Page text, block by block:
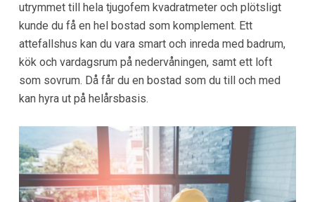
utrymmet till hela tjugofem kvadratmeter och plötsligt
kunde du få en hel bostad som komplement. Ett
attefallshus kan du vara smart och inreda med badrum,
kök och vardagsrum på nedervåningen, samt ett loft
som sovrum. Då får du en bostad som du till och med
kan hyra ut på helårsbasis.